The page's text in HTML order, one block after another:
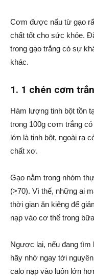
Cơm được nấu từ gạo
chất tốt cho sức khỏe.
trong gạo trắng có sự
khác.
1. 1 chén cơm
Hàm lượng tinh bột tồn
trong 100g cơm trắng
lớn là tinh bột, ngoài ra
chất xơ.
Gạo nằm trong nhóm
(>70). Vì thế, những ai
thời gian ăn kiêng để
nạp vào cơ thể trong
Ngược lại, nếu đang tìm
hãy nhớ ngay tới
calo nạp vào luôn lớn